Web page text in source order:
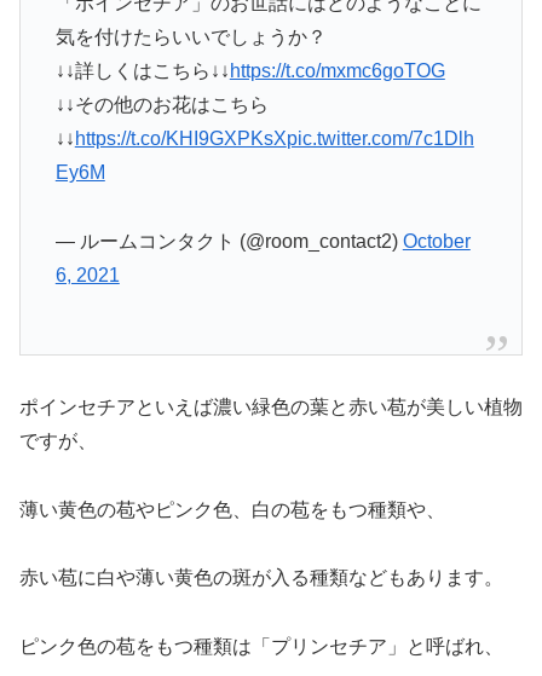
気を付けたらいいでしょうか？
↓↓詳しくはこちら↓↓ https://t.co/mxmc6goTOG
↓↓その他のお花はこちら
↓↓ https://t.co/KHI9GXPKsXpic.twitter.com/7c1Dlh
Ey6M
— ルームコンタクト (@room_contact2) October
6, 2021
ポインセチアといえば濃い緑色の葉と赤い苞が美しい植物
ですが、
薄い黄色の苞やピンク色、白の苞をもつ種類や、
赤い苞に白や薄い黄色の斑が入る種類などもあります。
ピンク色の苞をもつ種類は「プリンセチア」と呼ばれ、